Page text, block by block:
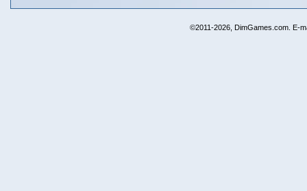
©2011-2026, DimGames.com. E-